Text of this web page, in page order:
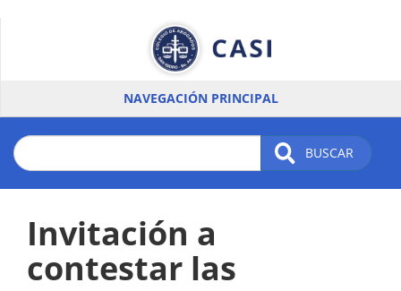
NAVEGACIÓN PRINCIPAL
BUSCAR
Invitación a
contestar las